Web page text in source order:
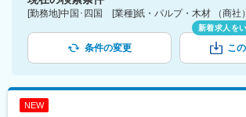
[勤務地]中国･四国 [業種]紙・パルプ・木材 （商社
条件の変更
新着求人を
こ
NEW